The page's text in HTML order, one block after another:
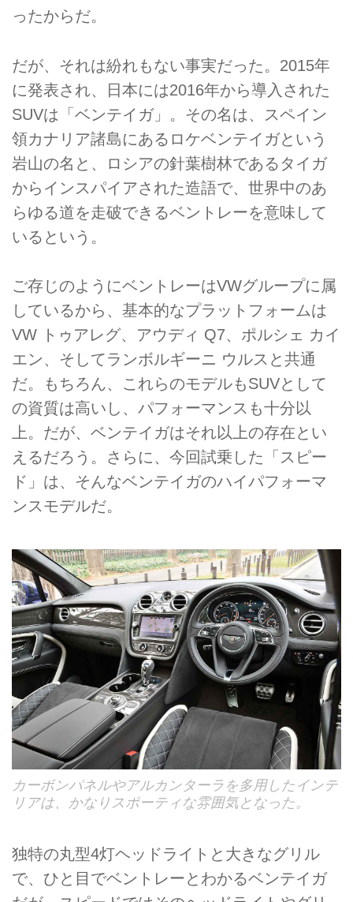
ったからだ。
だが、それは紛れもない事実だった。2015年
に発表され、日本には2016年から導入された
SUVは「ベンテイガ」。その名は、スペイン
領カナリア諸島にあるロケベンテイガという
岩山の名と、ロシアの針葉樹林であるタイガ
からインスパイアされた造語で、世界中のあ
らゆる道を走破できるベントレーを意味して
いるという。
ご存じのようにベントレーはVWグループに属
しているから、基本的なプラットフォームは
VW トゥアレグ、アウディ Q7、ポルシェ カイ
エン、そしてランボルギーニ ウルスと共通
だ。もちろん、これらのモデルもSUVとして
の資質は高いし、パフォーマンスも十分以
上。だが、ベンテイガはそれ以上の存在とい
えるだろう。さらに、今回試乗した「スピー
ド」は、そんなベンテイガのハイパフォーマ
ンスモデルだ。
カーボンパネルやアルカンターラを多用したインテ
リアは、かなりスポーティな雰囲気となった。
独特の丸型4灯ヘッドライトと大きなグリル
で、ひと目でベントレーとわかるベンテイガ